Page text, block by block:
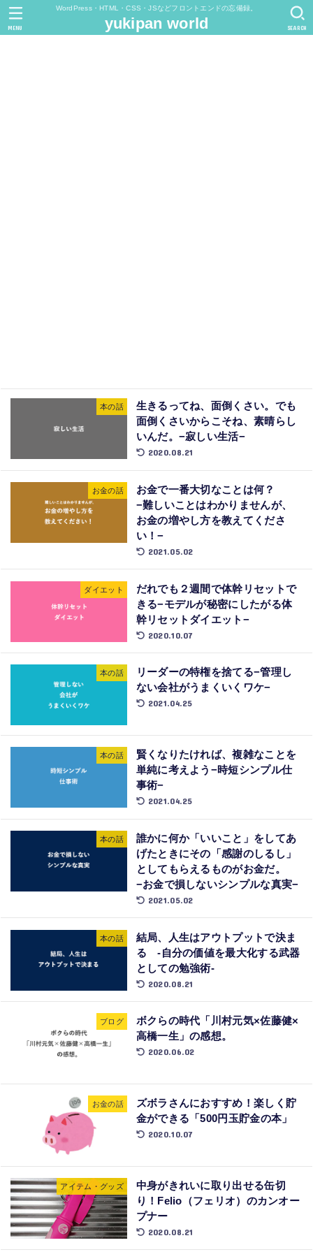
WordPress・HTML・CSS・JSなどフロントエンドの忘備録。
yukipan world SEARCH
MENU
本の話
生きるってね、面倒くさい。でも
面倒くさいからこそね、素晴らし
いんだ。−寂しい生活−
2020.08.21
お金の話
お金で一番大切なことは何？
−難しいことはわかりませんが、
お金の増やし方を教えてくださ
い！−
2021.05.02
ダイエット
だれでも２週間で体幹リセットで
きる−モデルが秘密にしたがる体
幹リセットダイエット−
2020.10.07
本の話
リーダーの特権を捨てる−管理し
ない会社がうまくいくワケ−
2021.04.25
本の話
賢くなりたければ、複雑なことを
単純に考えよう−時短シンプル仕
事術−
2021.04.25
本の話
誰かに何か「いいこと」をしてあ
げたときにその「感謝のしるし」
としてもらえるものがお金だ。
−お金で損しないシンプルな真実−
2021.05.02
本の話
結局、人生はアウトプットで決ま
る -自分の価値を最大化する武器
としての勉強術-
2020.08.21
ブログ
ボクらの時代「川村元気×佐藤健×
高橋一生」の感想。
2020.06.02
お金の話
ズボラさんにおすすめ！楽しく貯
金ができる「500円玉貯金の本」
2020.10.07
アイテム・グッズ
中身がきれいに取り出せる缶切
り！Felio（フェリオ）のカンオー
プナー
2020.08.21